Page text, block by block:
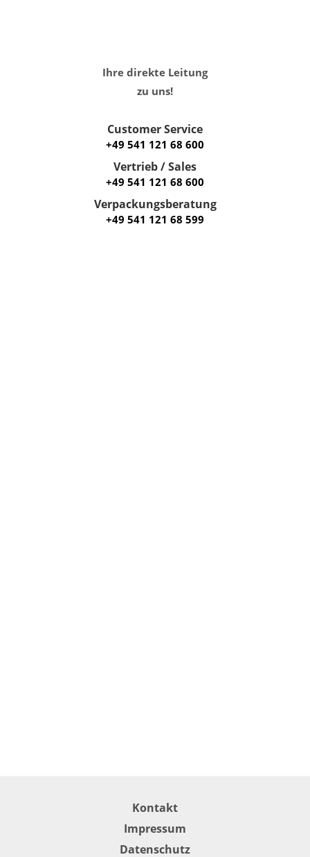
Ihre direkte Leitung
zu uns!
Customer Service
+49 541 121 68 600
Vertrieb / Sales
+49 541 121 68 600
Verpackungsberatung
+49 541 121 68 599
Kontakt
Impressum
Datenschutz